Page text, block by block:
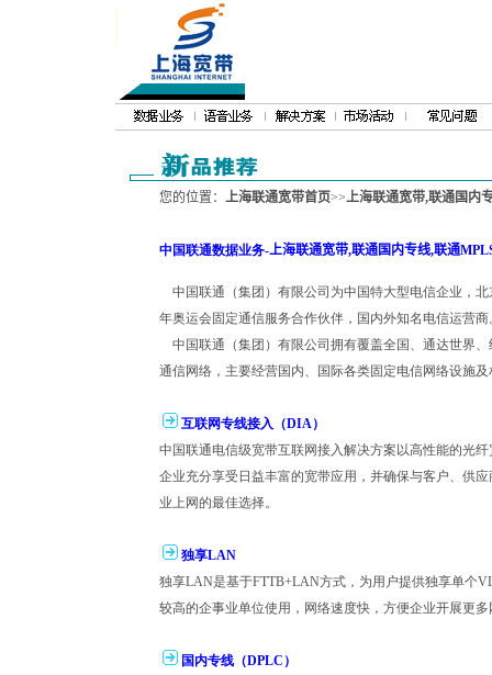
您的位置： 上海联通宽带首页>>上海联通宽带,联通国内
中国联通数据业务-上海联通宽带,联通国内专线,联通
中国联通（集团）有限公司为中国特大型电信企业，北
年奥运会固定通信服务合作伙伴，国内外知名电信运营商
中国联通（集团）有限公司拥有覆盖全国、通达世界
通信网络，主要经营国内、国际各类固定电信网络设施
互联网专线接入（DIA）
中国联通电信级宽带互联网接入解决方案以高性能的光
企业充分享受日益丰富的宽带应用，并确保与客户、供
业上网的最佳选择。
独享LAN
独享LAN是基于FTTB+LAN方式，为用户提供独享单个
较高的企事业单位使用，网络速度快，方便企业开展更
国内专线（DPLC）